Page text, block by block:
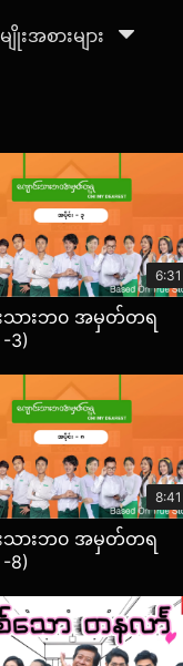
းအစားများ
6:31
းသားဘ၀ အမှတ်တရ
3)
8:41
းသားဘ၀ အမှတ်တရ
8)